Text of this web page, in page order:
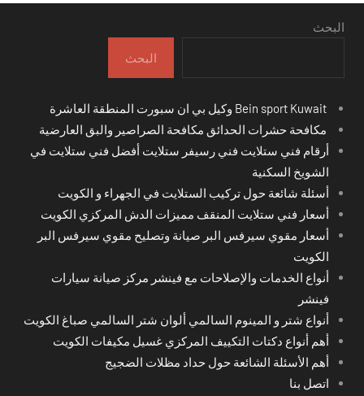
البحث
البحث
مكافحة حشرات الحدائق مكافحة الصراصير والبق العارضية
أرقام فني ستلايت فني رسيفر ستلايت أفضل فني ستلايت في
الشويخ السكنية
أسئلة شائعة حول تركيب الستلايت في الجهراء و الكويت
أسعار فني ستلايت المنقف مميزات الدش المركزي الكويت
أسعار مقوي سيرفس البر صيانة وتصليح مقوي سيرفس البر
الكويت
أنواع الخدمات والإصلاحات مع فينشر مركز صيانة سيارات
فينشر
أنواع شتر و المينوم السالمي ألوان شتر السالمي صباغ الكويت
أهم أنواع دكتات التكييف المركزي غسيل مكيفات الكويت
أهم الأسئلة الشائعة حول حداد مظلات الضجيج
اتصل بنا